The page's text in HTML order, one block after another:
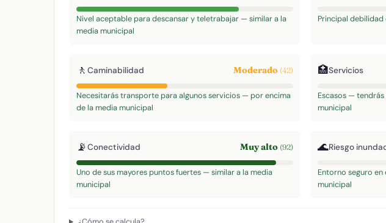
Nivel aceptable para descansar y teletrabajar — similar a la
media municipal
Principal debilidad
🚶 Caminabilidad Moderado (42)
Necesitarás transporte para algunos servicios — por encima
de la media municipal
🏥Servicios
Escasos —
municipal
📡Conectividad Muy alto (92)
Uno de sus mayores puntos fuertes — similar a la media
municipal
🌊Riesgo
Entorno seguro
municipal